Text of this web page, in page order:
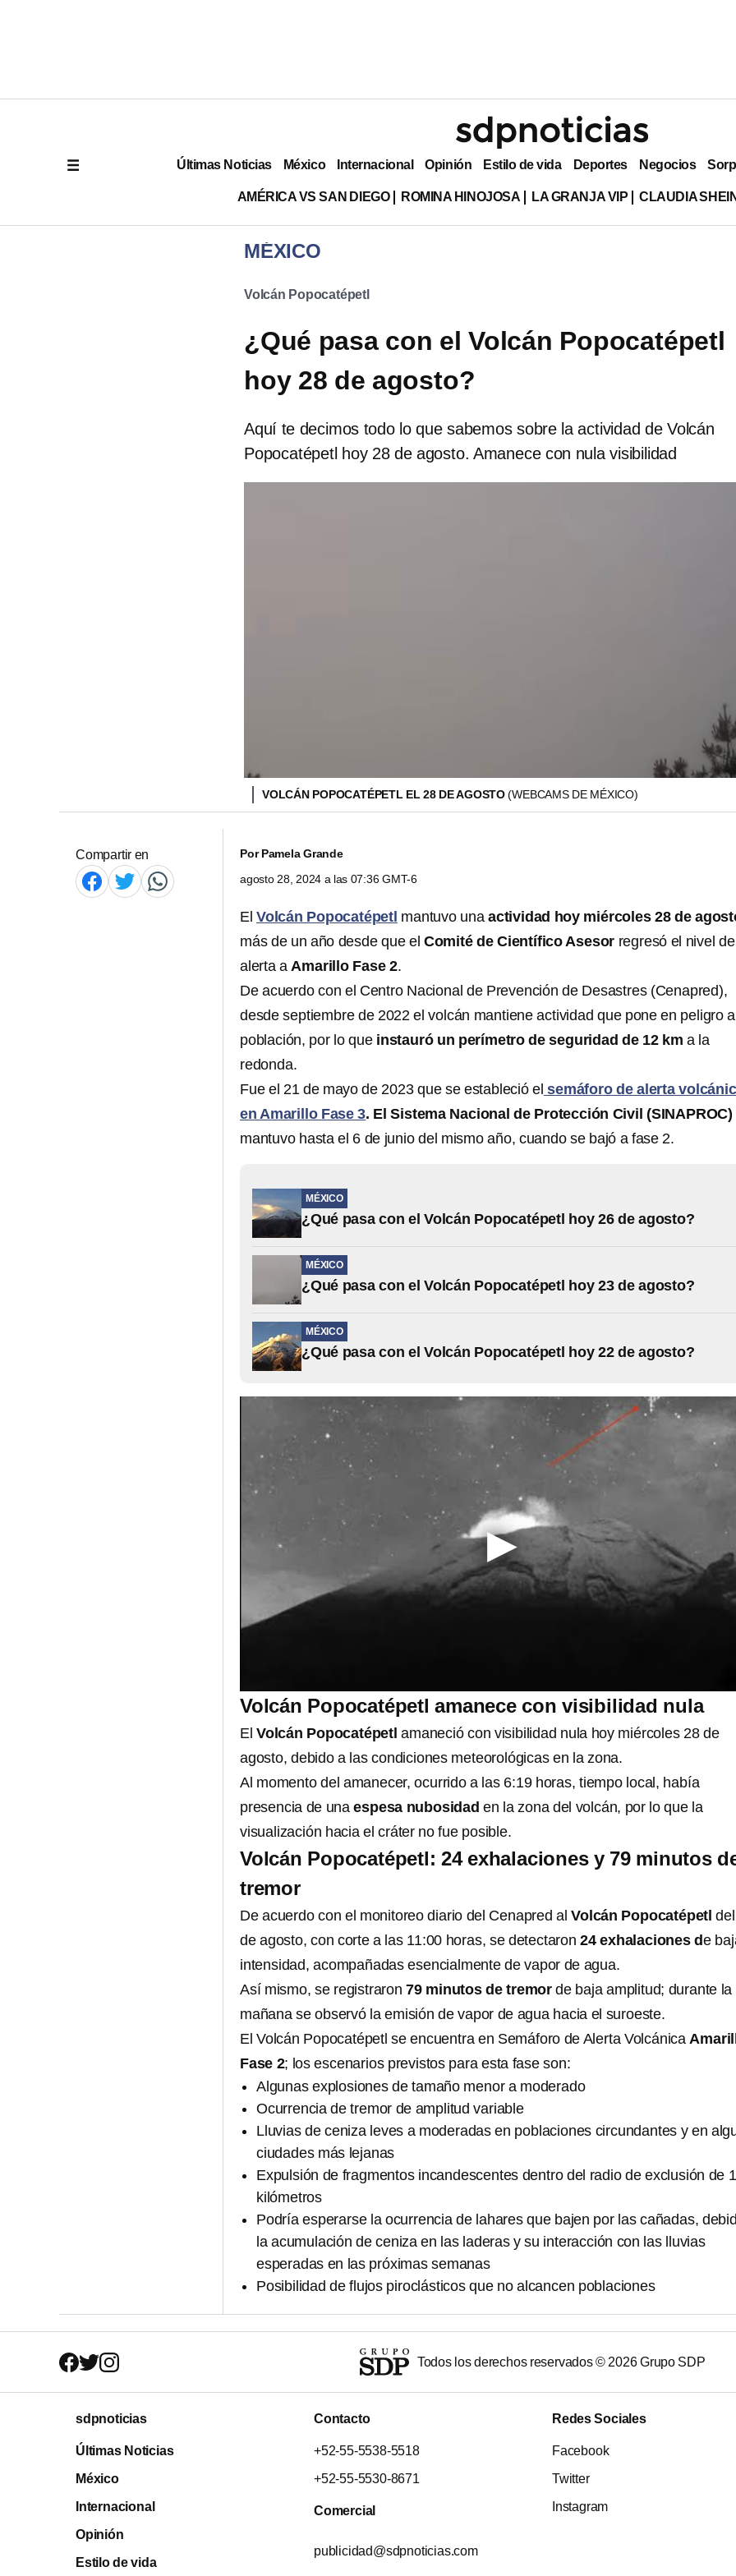
Últimas Noticias México Internacional Opinión Estilo de vida Deportes Negocios
AMÉRICA VS SAN DIEGO ROMINA HINOJOSA LA GRANJA VIP CLAUDIA
MÉXICO
Volcán Popocatépetl
¿Qué pasa con el Volcán Popocatépetl
hoy 28 de agosto?
Aquí te decimos todo lo que sabemos sobre la actividad de Volcán
Popocatépetl hoy 28 de agosto. Amanece con nula visibilidad
VOLCÁN POPOCATÉPETL EL 28 DE AGOSTO(WEBCAMS DE MÉXICO)
Compartir en PorPamela Grande
agosto 28, 2024 a las 07:36 GMT-6
El Volcán Popocatépetl mantuvo unaactividad hoy miércoles 28 de
más de un año desde que el Comité de Científico Asesor regresó el nivel de
alerta aAmarillo Fase 2.
De acuerdo con el Centro Nacional de Prevención de Desastres (Cenapred),
desde septiembre de 2022 el volcán mantiene actividad que pone en peligro
población, por lo queinstauró un perímetro de seguridad de 12 km a la
redonda.
Fue el 21 de mayo de 2023 que se estableció el semáforo de alerta
en Amarillo Fase 3. El Sistema Nacional de Protección Civil (SINAPROC)
mantuvo hasta el 6 de junio del mismo año, cuando se bajó a fase 2.
MÉXICO
¿Qué pasa con el Volcán Popocatépetl hoy 26 de agosto?
MÉXICO
¿Qué pasa con el Volcán Popocatépetl hoy 23 de agosto?
MÉXICO
¿Qué pasa con el Volcán Popocatépetl hoy 22 de agosto?
Volcán Popocatépetl amanece con visibilidad nula
El Volcán Popocatépetl amaneció con visibilidad nula hoy miércoles 28 de
agosto, debido a las condiciones meteorológicas en la zona.
Al momento del amanecer, ocurrido a las 6:19 horas, tiempo local, había
presencia de unaespesa nubosidaden la zona del volcán, por lo que la
visualización hacia el cráter no fue posible.
Volcán Popocatépetl: 24 exhalaciones y 79 minutos
tremor
De acuerdo con el monitoreo diario del Cenapred alVolcán Popocatépetl
de agosto, con corte a las 11:00 horas, se detectaron 24 exhalaciones de
intensidad, acompañadas esencialmente de vapor de agua.
Así mismo, se registraron79 minutos de tremorde baja amplitud; durante la
mañana se observó la emisión de vapor de agua hacia el suroeste.
El Volcán Popocatépetl se encuentra en Semáforo de Alerta Volcánica
Fase 2; los escenarios previstos para esta fase son:
Algunas explosiones de tamaño menor a moderado
Ocurrencia de tremor de amplitud variable
Lluvias de ceniza leves a moderadas en poblaciones circundantes y en
ciudades más lejanas
Expulsión de fragmentos incandescentes dentro del radio de exclusión de
kilómetros
Podría esperarse la ocurrencia de lahares que bajen por las cañadas,
la acumulación de ceniza en las laderas y su interacción con las lluvias
esperadas en las próximas semanas
Posibilidad de flujos piroclásticos que no alcancen poblaciones
Todos los derechos reservados © 2026Grupo SDP
sdpnoticias
Últimas Noticias
México
Internacional
Opinión
Estilo de vida
Contacto
+52-55-5538-5518
+52-55-5530-8671
Comercial
publicidad@sdpnoticias.com
Redes Sociales
Facebook
Twitter
Instagram